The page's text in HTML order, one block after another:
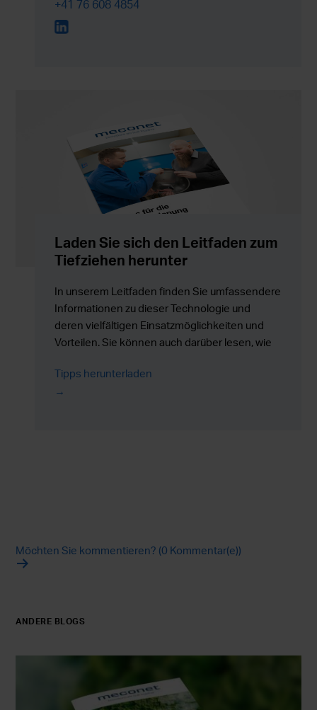
+41 76 608 4854
Laden Sie sich den Leitfaden zum
Tiefziehen herunter
In unserem Leitfaden finden Sie umfassendere
Informationen zu dieser Technologie und
deren vielfältigen Einsatzmöglichkeiten und
Vorteilen. Sie können auch darüber lesen, wie
fortschrittlichen Traktors der N-Serie das
Tiefziehen genutzt hat.
Tipps herunterladen
Möchten Sie kommentieren? (0 Kommentar(e))
ANDERE BLOGS